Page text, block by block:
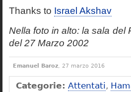
Thanks to Israel Akshav
Nella foto in alto: la sala del
del 27 Marzo 2002
Emanuel Baroz, 27 marzo 2016
Categorie: Attentati,